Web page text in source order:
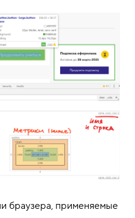
браузера, применяемые